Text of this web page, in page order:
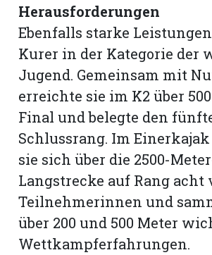
Herausforderungen
Ebenfalls starke
Kurer in der Kategorie der
Jugend. Gemeinsam mit
erreichte sie im K2 über
Final und belegte den
Schlussrang. Im
sie sich über die 2500-
Langstrecke auf Rang acht
Teilnehmerinnen und
über 200 und 500 Meter
Wettkampferfahrungen.